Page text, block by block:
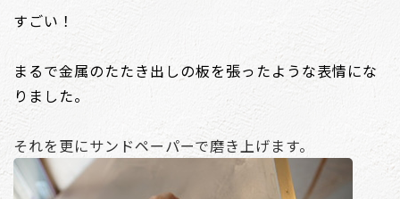
すごい！
まるで金属のたたき出しの板を張ったような表情にな
りました。
それを更にサンドペーパーで磨き上げます。